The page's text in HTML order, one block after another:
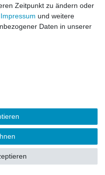
vorbehalten.
Zeitpunkt zu ändern oder
Impressum und weitere
Daten in unserer